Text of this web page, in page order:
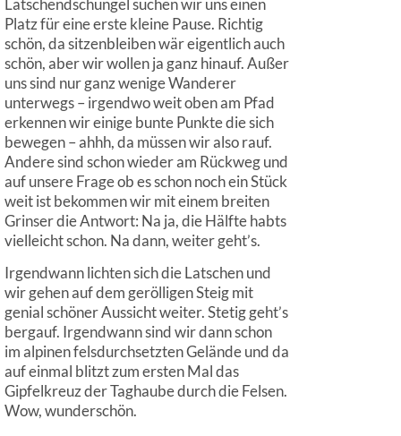
Latschendschungel suchen wir uns einen
Platz für eine erste kleine Pause. Richtig
schön, da sitzenbleiben wär eigentlich auch
schön, aber wir wollen ja ganz hinauf. Außer
uns sind nur ganz wenige Wanderer
unterwegs – irgendwo weit oben am Pfad
erkennen wir einige bunte Punkte die sich
bewegen – ahhh, da müssen wir also rauf.
Andere sind schon wieder am Rückweg und
auf unsere Frage ob es schon noch ein Stück
weit ist bekommen wir mit einem breiten
Grinser die Antwort: Na ja, die Hälfte habts
vielleicht schon. Na dann, weiter geht’s.
Irgendwann lichten sich die Latschen und
wir gehen auf dem gerölligen Steig mit
genial schöner Aussicht weiter. Stetig geht’s
bergauf. Irgendwann sind wir dann schon
im alpinen felsdurchsetzten Gelände und da
auf einmal blitzt zum ersten Mal das
Gipfelkreuz der Taghaube durch die Felsen.
Wow, wunderschön.